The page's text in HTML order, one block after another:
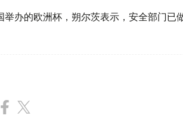
举办的欧洲杯，朔尔茨表示，安全部门已